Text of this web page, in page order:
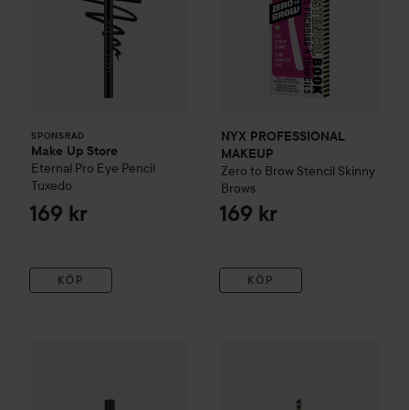
SPONSRAD
Make Up Store
Eternal Pro Eye Pencil
Tuxedo
169 kr
KÖP
NYX PROFESSIONAL
MAKEUP
Zero to Brow Stencil Skinny
Brows
169 kr
KÖP